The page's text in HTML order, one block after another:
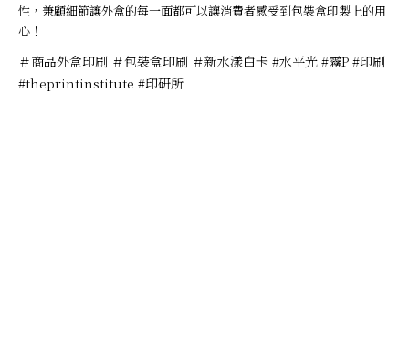
性，兼顧細節讓外盒的每一面都可以讓消費者感受到包裝盒印製上的用
心！
＃商品外盒印刷 ＃包裝盒印刷 ＃新水漾白卡 #水平光 #霧P #印刷
#theprintinstitute #印研所